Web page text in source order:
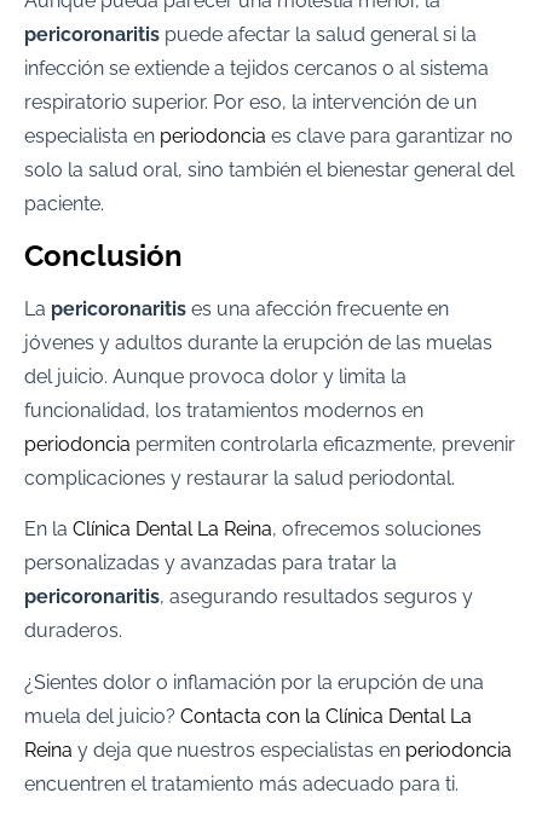
pericoronaritis puede afectar la salud general si la
infección se extiende a tejidos cercanos o al sistema
respiratorio superior. Por eso, la intervención de un
especialista en periodoncia es clave para garantizar no
solo la salud oral, sino también el bienestar general del
paciente.
Conclusión
La pericoronaritis es una afección frecuente en
jóvenes y adultos durante la erupción de las muelas
del juicio. Aunque provoca dolor y limita la
funcionalidad, los tratamientos modernos en
periodoncia permiten controlarla eficazmente, prevenir
complicaciones y restaurar la salud periodontal.
En la Clínica Dental La Reina, ofrecemos soluciones
personalizadas y avanzadas para tratar la
pericoronaritis, asegurando resultados seguros y
duraderos.
¿Sientes dolor o inflamación por la erupción de una
muela del juicio? Contacta con la Clínica Dental La
Reina y deja que nuestros especialistas en periodoncia
encuentren el tratamiento más adecuado para ti.